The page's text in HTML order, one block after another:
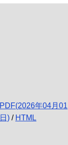
PDF(2026年04月01
日) / HTML